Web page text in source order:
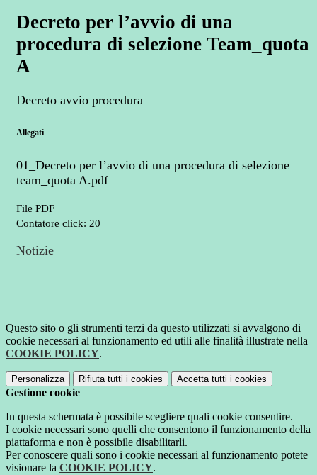
Decreto per l’avvio di una
procedura di selezione Team_quota
A
Decreto avvio procedura
Allegati
01_Decreto per l’avvio di una procedura di selezione
team_quota A.pdf
File PDF
Contatore click: 20
Notizie
Questo sito o gli strumenti terzi da questo utilizzati si avvalgono di
cookie necessari al funzionamento ed utili alle finalità illustrate nella
COOKIE POLICY.
Personalizza Rifiuta tutti i cookies Accetta tutti i cookies
Gestione cookie
In questa schermata è possibile scegliere quali cookie consentire.
I cookie necessari sono quelli che consentono il funzionamento della
piattaforma e non è possibile disabilitarli.
Per conoscere quali sono i cookie necessari al funzionamento potete
visionare la COOKIE POLICY.